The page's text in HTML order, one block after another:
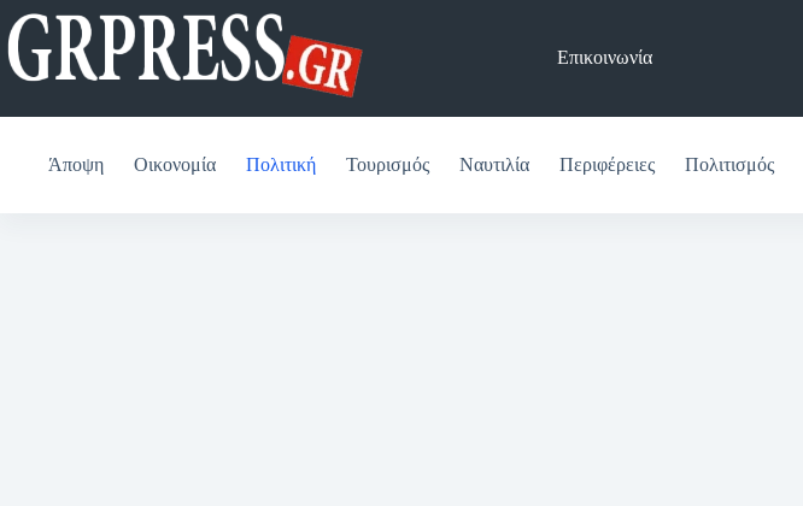
Μετάβαση
στο
περιεχόμενο
Επικοινωνία
Άποψη Οικονομία Πολιτική Τουρισμός Ναυτιλία Περιφέρειες Πολιτισμός